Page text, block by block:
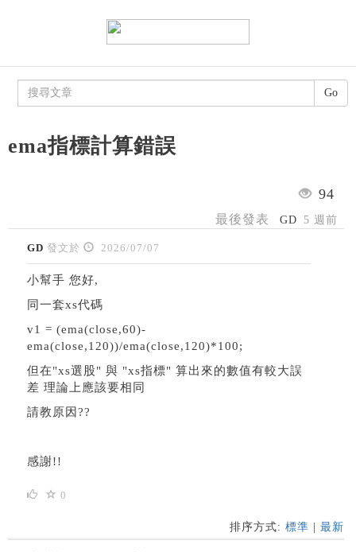
ema指標計算錯誤
94
最後發表 GD 5 週前
GD 發文於 2026/07/07
小幫手 您好,
同一套xs代碼
v1 = (ema(close,60)-
ema(close,120))/ema(close,120)*100;
但在"xs選股" 與 "xs指標" 算出來的數值有較大誤
差 理論上應該要相同
請教原因??
感謝!!
0
排序方式: 標準 最新
Go